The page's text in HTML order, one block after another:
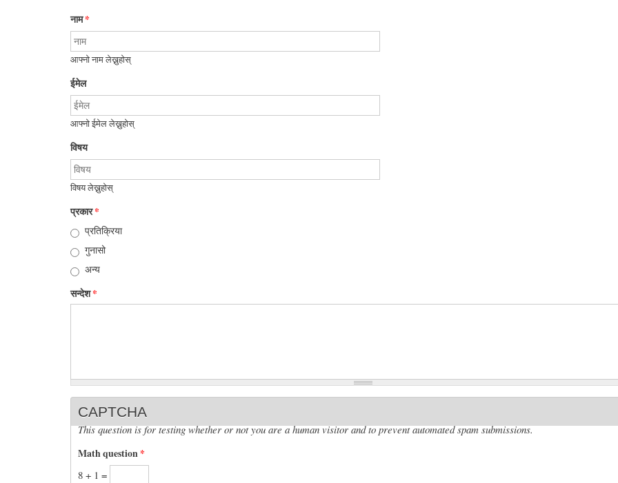
नाम*
आफ्नो नाम लेख्नुहोस्
ईमेल
आफ्नो ईमेल लेख्नुहोस्
विषय
विषय लेख्नुहोस्
प्रकार*
प्रतिक्रिया
गुनासो
अन्य
सन्देश*
CAPTCHA
This question is for testing whether or not you are a human visitor and to prevent automated spam submissions.
Math question*
8 + 1 =